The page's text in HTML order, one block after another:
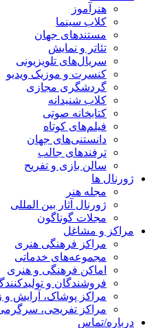
هنرآموز
کلاب سینما
مستندهای جهان
تئاتر و نمایش
سریال‌های تلویزیونی
کنسرت و موزیک ویدیو
گردشگری مجازی
کلاب شنیدانه
کتابخانه صوتی
فیلم‌های کوتاه
دانستنی‌های جهان
ترفندهای جالب
سالن بازی و تفریح
ژورنال ها
مجله هنر
ژورنال آثار بین المللی
مجلات گوناگون
مراکز و مشاغل
مراکز فرهنگی هنری
مجموعه‌های خدماتی
اماکن فرهنگی و هنری
فروشندگان و
مراکز پوشاک، آرایش و
مراکز تفریحی،
درباره/تماس